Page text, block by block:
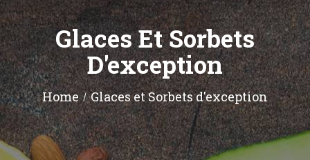
Glaces Et Sorbets
D'exception
Home Glaces et Sorbets d'exception